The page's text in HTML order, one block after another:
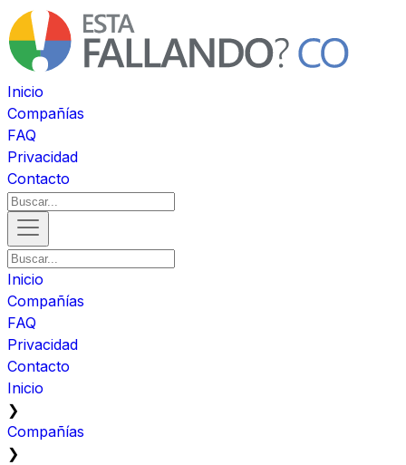
Inicio
Compañías
FAQ
Privacidad
Contacto
Inicio
Compañías
FAQ
Privacidad
Contacto
Inicio
❯
Compañías
❯